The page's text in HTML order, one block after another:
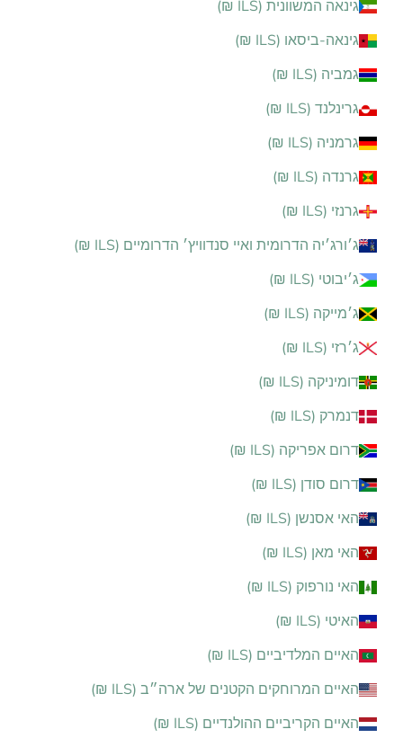
גינאה המשוונית (ILS ₪)
גינאה-ביסאו (ILS ₪)
גמביה (ILS ₪)
גרינלנד (ILS ₪)
גרמניה (ILS ₪)
גרנדה (ILS ₪)
גרנזי (ILS ₪)
ג׳ורג׳יה הדרומית ואיי סנדוויץ׳ הדרומיים (ILS ₪)
ג׳יבוטי (ILS ₪)
ג׳מייקה (ILS ₪)
ג׳רזי (ILS ₪)
דומיניקה (ILS ₪)
דנמרק (ILS ₪)
דרום אפריקה (ILS ₪)
דרום סודן (ILS ₪)
האי אסנשן (ILS ₪)
האי מאן (ILS ₪)
האי נורפוק (ILS ₪)
האיטי (ILS ₪)
האיים המלדיביים (ILS ₪)
האיים המרוחקים הקטנים של ארה״ב (ILS ₪)
האיים הקריביים ההולנדיים (ILS ₪)